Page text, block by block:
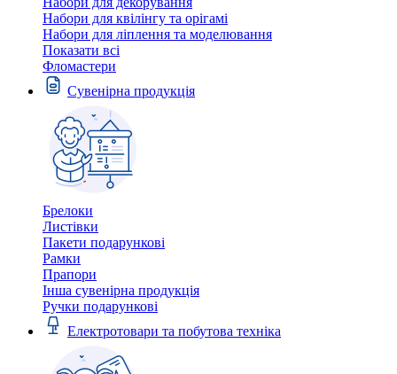
Набори для квілінгу та орігамі
Набори для ліплення та моделювання
Показати всі
Фломастери
Сувенірна продукція
Брелоки
Листівки
Пакети подарункові
Рамки
Прапори
Інша сувенірна продукція
Ручки подарункові
Електротовари та побутова техніка